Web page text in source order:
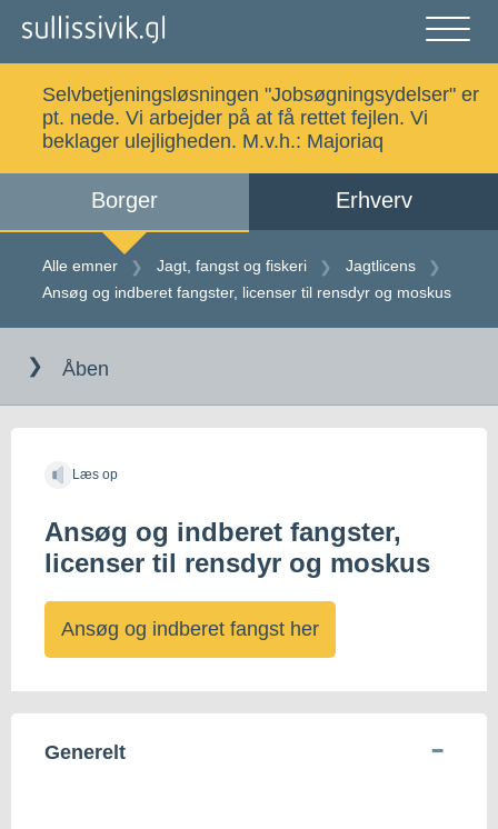
luk
Alle emner Selvbetjening
Kalaallisut
Selvbetjeningsløsningen "Jobsøgningsydelser" er
pt. nede. Vi arbejder på at få rettet fejlen. Vi
beklager ulejligheden. M.v.h.: Majoriaq
Borger Erhverv
Alle emner Jagt, fangst og fiskeri
Jagtlicens
Ansøg og indberet fangster, licenser til rensdyr og moskus
indholdet
Åben
Læs op
Ansøg og indberet fangster,
licenser til rensdyr og moskus
Ansøg og indberet fangst her
Generelt